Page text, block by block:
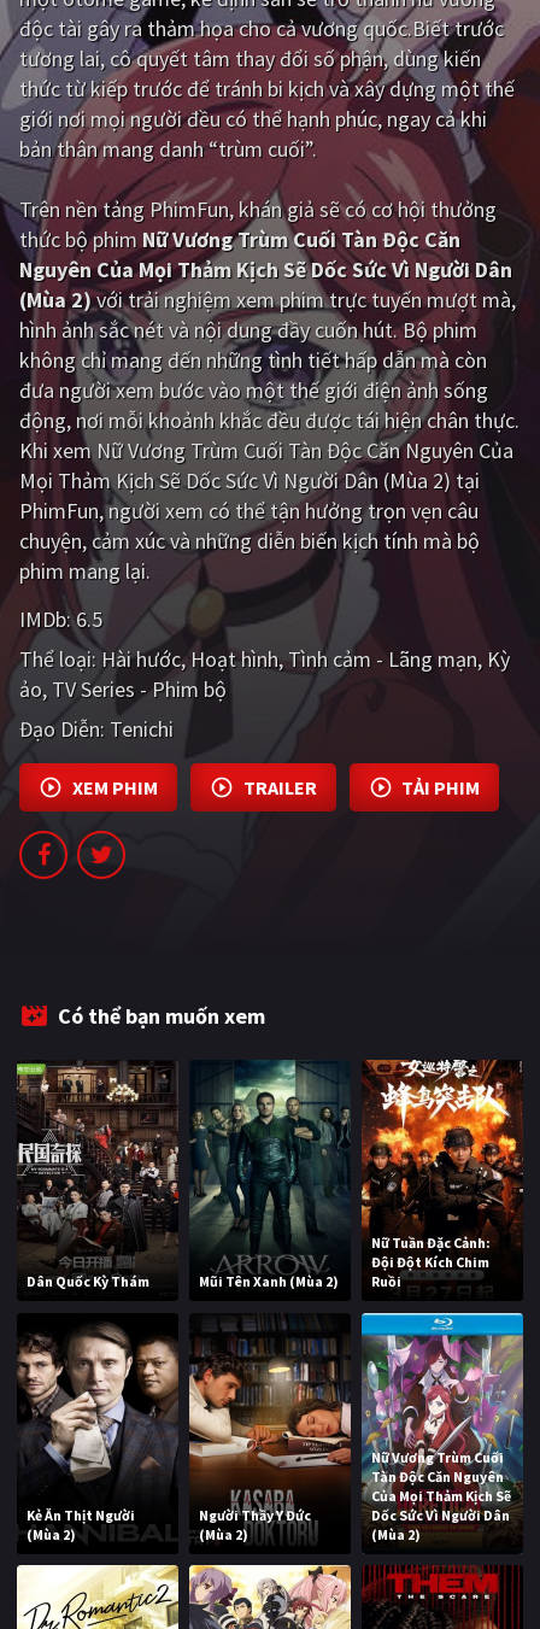
Giật gân Gia đình
Bí ẩn Lịch sử
Viễn Tây Tiểu sử
GameShow DramaTV
QUỐC GIA
Âu - Mỹ Trung Quốc - Hồng Kông
Hàn Quốc Nhật Bản
Ấn Độ Việt Nam
Tổng hợp
CẬP NHẬT
PHIM MỚI
PHIM BỘ
PHIM LẺ
PHIM CHIẾU RẠP
BLOG
độc tài gây ra thảm họa cho cả vương quốc.Biết trước
tương lai, cô quyết tâm thay đổi số phận, dùng kiến
thức từ kiếp trước để tránh bi kịch và xây dựng một thế
giới nơi mọi người đều có thể hạnh phúc, ngay cả khi
bản thân mang danh “trùm cuối”.
Trên nền tảng PhimFun, khán giả sẽ có cơ hội thưởng
thức bộ phim Nữ Vương Trùm Cuối Tàn Độc Căn
Nguyên Của Mọi Thảm Kịch Sẽ Dốc Sức Vì Người Dân
(Mùa 2)với trải nghiệm xem phim trực tuyến mượt mà,
hình ảnh sắc nét và nội dung đầy cuốn hút. Bộ phim
không chỉ mang đến những tình tiết hấp dẫn mà còn
đưa người xem bước vào một thế giới điện ảnh sống
động, nơi mỗi khoảnh khắc đều được tái hiện chân thực.
Khi xem Nữ Vương Trùm Cuối Tàn Độc Căn Nguyên Của
Mọi Thảm Kịch Sẽ Dốc Sức Vì Người Dân (Mùa 2) tại
PhimFun, người xem có thể tận hưởng trọn vẹn câu
chuyện, cảm xúc và những diễn biến kịch tính mà bộ
phim mang lại.
IMDb:6.5
Thể loại: Hài hước Hoạt hình Tình cảm - Lãng mạn Kỳ
ảo TV Series - Phim bộ
Đạo Diễn: Tenichi
XEM PHIM TRAILER TẢI PHIM
Có thể bạn muốn xem
Dân Quốc Kỳ Thám Mũi Tên Xanh (Mùa 2)
Nữ Tuần Đặc Cảnh:
Đội Đột Kích Chim
Ruồi
Kẻ Ăn Thịt Người
(Mùa 2)
Người Thầy Y Đức
(Mùa 2)
Nữ Vương Trùm Cuối
Tàn Độc Căn Nguyên
Của Mọi Thảm Kịch Sẽ
Dốc Sức Vì Người Dân
(Mùa 2)